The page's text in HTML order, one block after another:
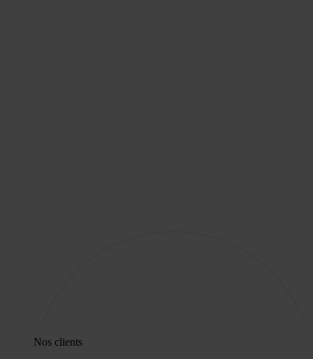
Nos clients